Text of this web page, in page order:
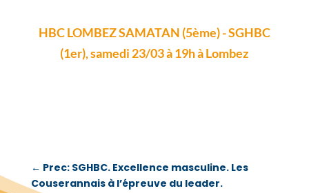
HBC LOMBEZ SAMATAN (5ème) - SGHBC
(1er), samedi 23/03 à 19h à Lombez
← Prec: SGHBC. Excellence masculine. Les
Couserannais à l’épreuve du leader.